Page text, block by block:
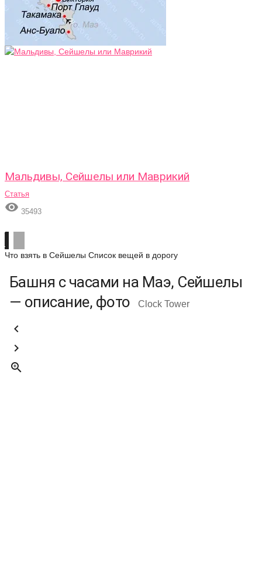
Мальдивы, Сейшелы или Маврикий
Статья
 35493
Что взять в Сейшелы Список вещей в дорогу
Башня с часами на Маэ, Сейшелы
— описание, фото
Clock Tower


